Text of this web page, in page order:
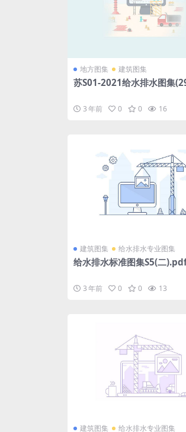
地方图集 建筑图集
苏S01-2021给水排水图集
3 年前 0 0 16
建筑图集 给水排水专业图集
给水排水标准图集S5(二
3 年前 0 0 13
建筑图集 给水排水专业图集